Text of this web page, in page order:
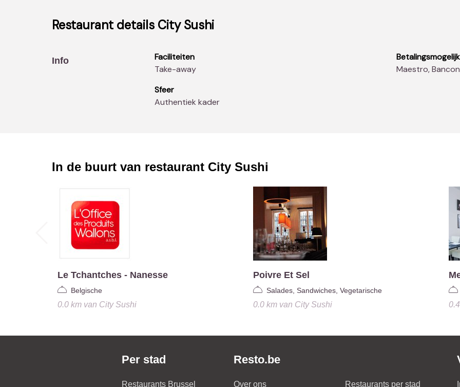
Restaurant details City Sushi
Info
Faciliteiten
Take-away
Sfeer
Authentiek kader
Maestro,
In de buurt van restaurant City Sushi
Le Tchantches - Nanesse
Belgische
0.0 kmvan City Sushi
Poivre Et Sel
Salades, Sandwiches, Vegetarische
0.0 kmvan City Sushi
Per stad
Restaurants Brussel
Resto.be
Over ons Restaurants per stad